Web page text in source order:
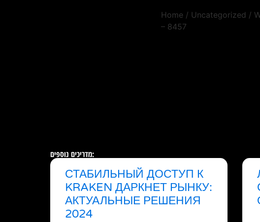
Home / Uncategorized /
– 8457
מדריכים נוספים:
СТАБИЛЬНЫЙ ДОСТУП К
KRAKEN ДАРКНЕТ РЫНКУ:
АКТУАЛЬНЫЕ РЕШЕНИЯ
2024